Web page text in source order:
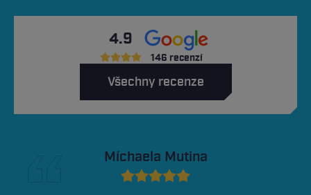
4.9
146 recenzí
Všechny recenze
Míchaela Mutina